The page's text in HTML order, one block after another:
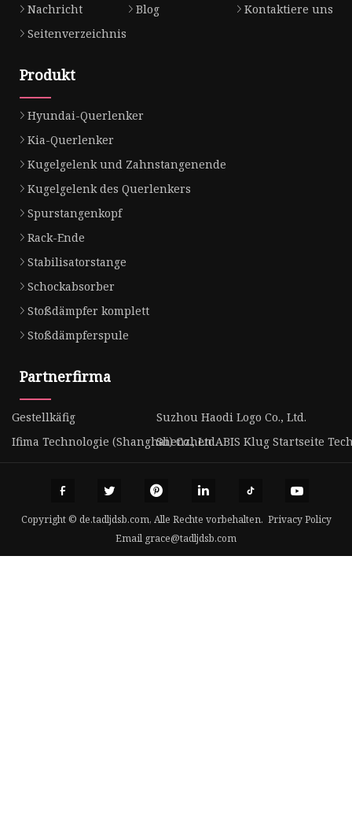
Nachricht
Blog
Kontaktiere uns
Seitenverzeichnis
Produkt
Hyundai-Querlenker
Kia-Querlenker
Kugelgelenk und Zahnstangenende
Kugelgelenk des Querlenkers
Spurstangenkopf
Rack-Ende
Stabilisatorstange
Schockabsorber
Stoßdämpfer komplett
Stoßdämpferspule
Partnerfirma
Gestellkäfig
Suzhou Haodi Logo Co., Ltd.
Ifima Technologie (Shanghai) Co., Ltd.Shenzhen ABIS Klug Startseite
Copyright © de.tadljdsb.com, Alle Rechte vorbehalten. Privacy Policy
Email grace@tadljdsb.com